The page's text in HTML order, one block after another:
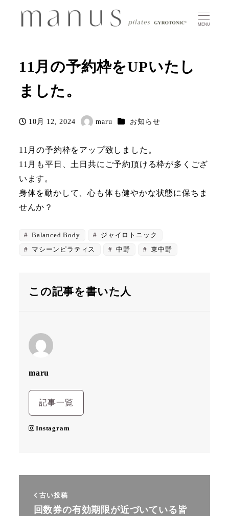
MENU
11月の予約枠をUPいたし
ました。
投稿日
10月 12, 2024
著
maru カテゴリー
お知らせ
11月の予約枠をアップ致しました。
11月も平日、土日共にご予約頂ける枠が多くござ
います。
身体を動かして、心も体も健やかな状態に保ちま
せんか？
Balanced Body
ジャイロトニック
マシーンピラティス
中野 東中野
この記事を書いた人
maru
記事一覧
Instagram
古い投稿
回数券の有効期限が近づいている皆